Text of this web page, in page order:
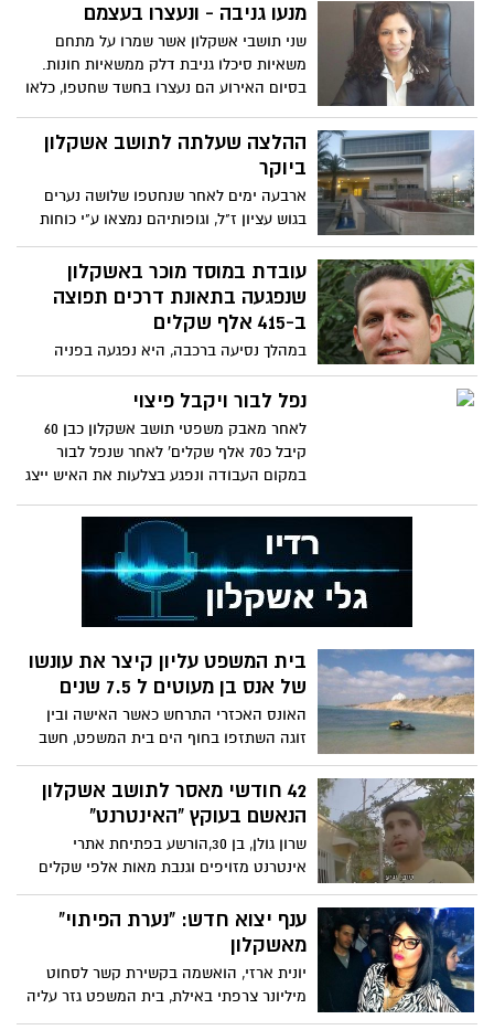
מנעו גניבה - ונעצרו בעצמם
שני תושבי אשקלון אשר שמרו על מתחם
משאיות סיכלו גניבת דלק ממשאיות חונות.
בסיום האירוע הם נעצרו בחשד שחטפו, כלאו
לימור רוט-חזן השניים שוחררו לבתיהם
ההלצה שעלתה לתושב אשקלון
ביוקר
ארבעה ימים לאחר שנחטפו שלושה נערים
בגוש עציון ז"ל, וגופותיהם נמצאו ע"י כוחות
תושב אשקלון התקשר למוקד 100 של משטרת
ישראל, מסר לשוטרת במוקד ידיעה כוזבת
לפיה חטפו אותו, וניתק את השיחה
עובדת במוסד מוכר באשקלון
שנפגעה בתאונת דרכים תפוצה
ב-415 אלף שקלים
במהלך נסיעה ברכבה, היא נפגעה בפניה
ובצווארה. עו"ד אייל כהן, שייצג את הלקוחה,
השיג לה פיצוי כספי גבוה
נפל לבור ויקבל פיצוי
לאחר מאבק משפטי תושב אשקלון כבן 60
קיבל כ70 אלף שקלים' לאחר שנפל לבור
במקום העבודה ונפגע בצלעות את האיש ייצג
בית המשפט עליון קיצר את עונשו
של אנס בן מעוטים ל 7.5 שנים
האונס האכזרי התרחש כאשר האישה ובין
זוגה השתזפו בחוף הים בית המשפט, חשב
שיש להקל נוכח סף הענישה המקובלת
42 חודשי מאסר לתושב אשקלון
הנאשם בעוקץ "האינטרנט"
שרון גולן, בן 30,הורשע בפתיחת אתרי
אינטרנט מזויפים וגנבת מאות אלפי שקלים
ענף יצוא חדש: "נערת הפיתוי"
מאשקלון
יונית ארזי, הואשמה בקשירת קשר לסחוט
מיליונר צרפתי באילת, בית המשפט גזר עליה
6 חודשי על תנאי